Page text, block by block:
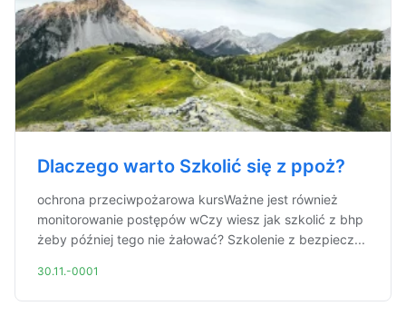
Dlaczego warto Szkolić się z ppoż?
ochrona przeciwpożarowa kursWażne jest również
monitorowanie postępów wCzy wiesz jak szkolić z bhp
żeby później tego nie żałować? Szkolenie z bezpiecz...
30.11.-0001